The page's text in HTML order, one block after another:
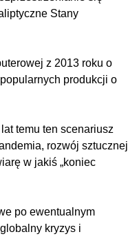
Stany
z 2013 roku o
produkcji o
temu ten scenariusz
rozwój sztucznej
w jakiś „koniec
po ewentualnym
kryzys i